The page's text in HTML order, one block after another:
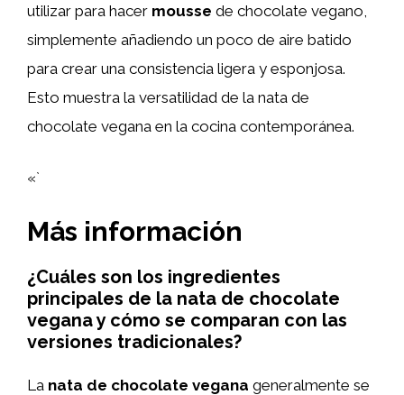
utilizar para hacer mousse de chocolate vegano,
simplemente añadiendo un poco de aire batido
para crear una consistencia ligera y esponjosa.
Esto muestra la versatilidad de la nata de
chocolate vegana en la cocina contemporánea.
«`
Más información
¿Cuáles son los ingredientes
principales de la nata de chocolate
vegana y cómo se comparan con las
versiones tradicionales?
La nata de chocolate vegana generalmente se